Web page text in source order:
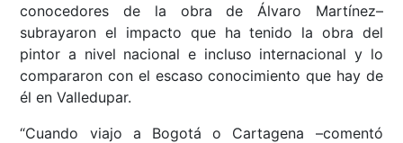
conocedores de la obra de Álvaro Martínez–
subrayaron el impacto que ha tenido la obra del
pintor a nivel nacional e incluso internacional y lo
compararon con el escaso conocimiento que hay de
él en Valledupar.
“Cuando viajo a Bogotá o Cartagena –comentó